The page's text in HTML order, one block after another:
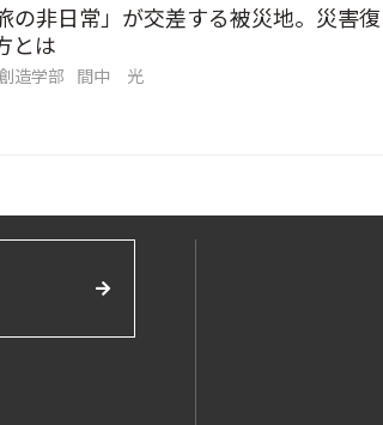
の非日常」が交差する被災地。災害復
とは
造学部 間中 光